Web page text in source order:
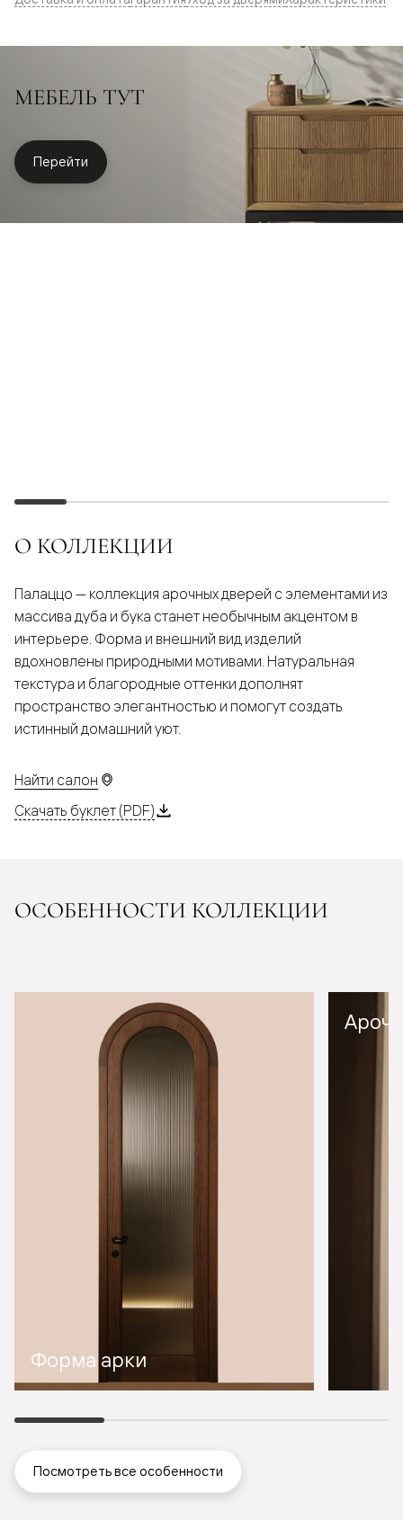
МЕБЕЛЬ ТУТ
Перейти
О КОЛЛЕКЦИИ
Палаццо — коллекция арочных дверей с элементами из
массива дуба и бука станет необычным акцентом в
интерьере. Форма и внешний вид изделий
вдохновлены природными мотивами. Натуральная
текстура и благородные оттенки дополнят
пространство элегантностью и помогут создать
истинный домашний уют.
Найти салон
Скачать буклет (PDF)
ОСОБЕННОСТИ КОЛЛЕКЦИИ
Форма арки
Посмотреть все особенности